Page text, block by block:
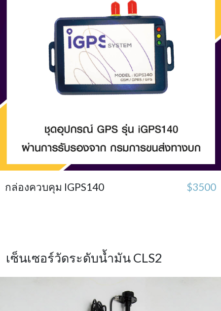
กล่องควบคุม IGPS140 $3500
เซ็นเซอร์วัดระดับน้ำมัน CLS2